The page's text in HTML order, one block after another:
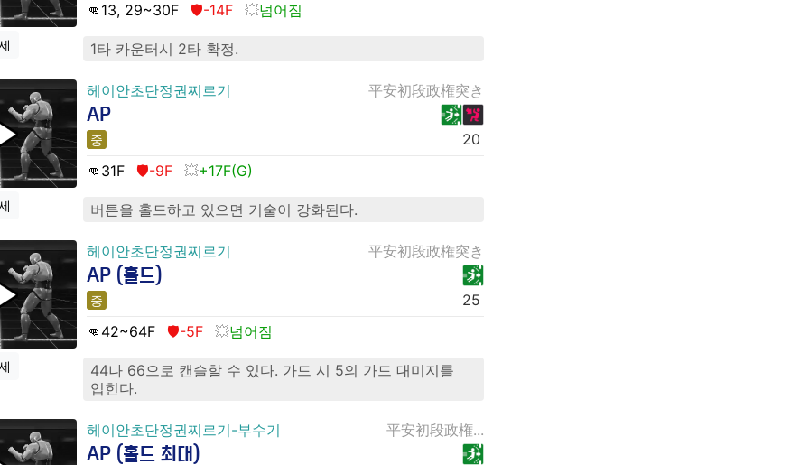
👊13, 29~30F 🛡️-14F 넘어짐
1타 카운터시 2타 확정.
헤이안초단정권찌르기 平安初段政権突き
AP
중
20
👊31F 🛡️-9F +17F(G)
버튼을 홀드하고 있으면 기술이 강화된다.
헤이안초단정권찌르기 平安初段政権突き
AP (홀드)
중
25
👊42~64F 🛡️-5F 넘어짐
44나 66으로 캔슬할 수 있다. 가드 시 5의 가드 대미지를
입힌다.
헤이안초단정권찌르기-부수기 平安初段政権...
AP (홀드 최대)